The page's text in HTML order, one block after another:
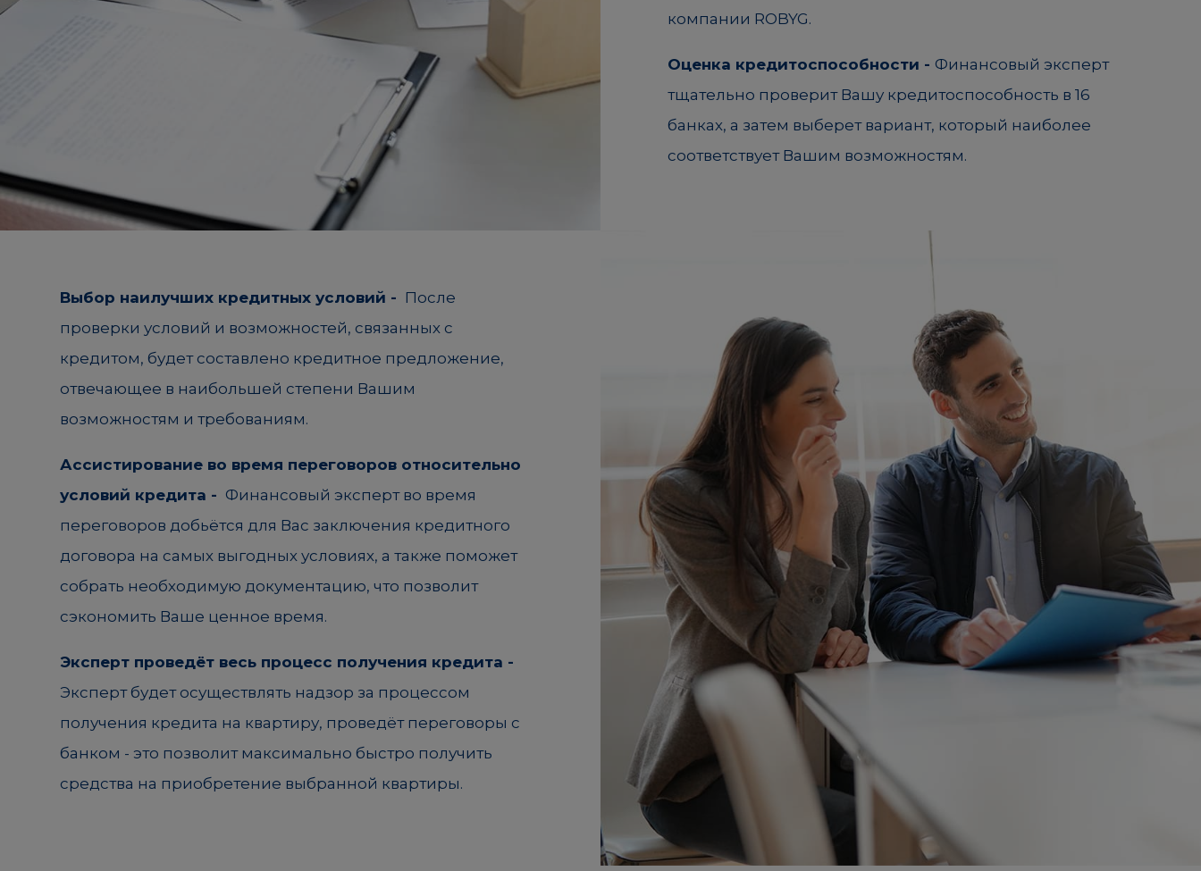
компании ROBYG.
Оценка кредитоспособности - Финансовый эксперт
тщательно проверит Вашу кредитоспособность в 16
банках, а затем выберет вариант, который наиболее
соответствует Вашим возможностям.
Выбор наилучших кредитных условий - После
проверки условий и возможностей, связанных с
кредитом, будет составлено кредитное предложение,
отвечающее в наибольшей степени Вашим
возможностям и требованиям.
Ассистирование во время переговоров относительно
условий кредита - Финансовый эксперт во время
переговоров добьётся для Вас заключения кредитного
договора на самых выгодных условиях, а также поможет
собрать необходимую документацию, что позволит
сэкономить Ваше ценное время.
Эксперт проведёт весь процесс получения кредита -
Эксперт будет осуществлять надзор за процессом
получения кредита на квартиру, проведёт переговоры с
банком - это позволит максимально быстро получить
средства на приобретение выбранной квартиры.